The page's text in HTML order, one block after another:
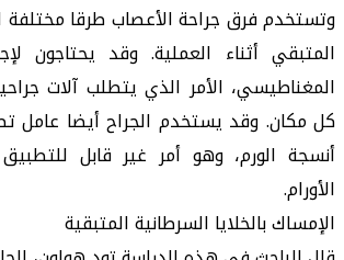
وتستخدم فرق جراحة الأعصاب طرقا مختلفة
المتبقي أثناء العملية. وقد يحتاجون
المغناطيسي، الأمر الذي يتطلب آلات
كل مكان. وقد يستخدم الجراح أيضا عامل
أنسجة الورم، وهو أمر غير قابل
الأورام.
الإمساك بالخلايا السرطانية المتبقية